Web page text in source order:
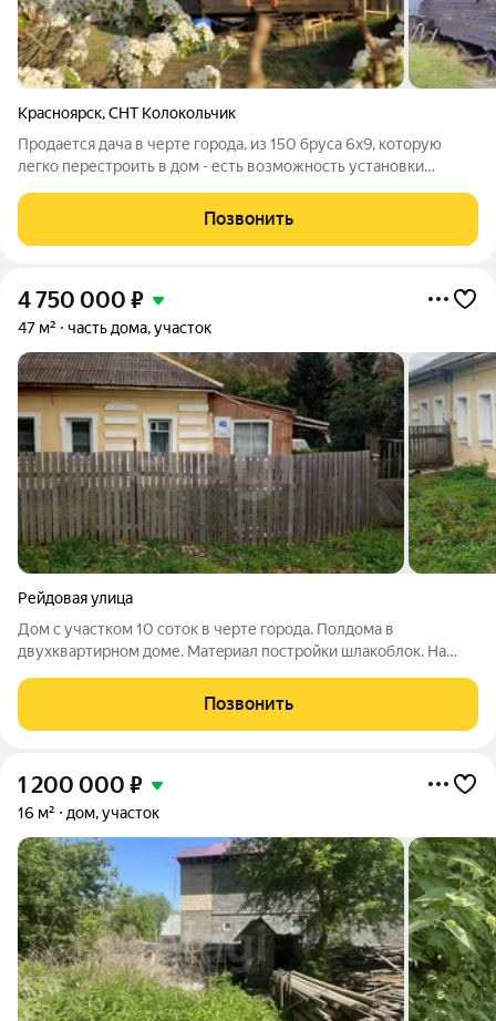
Красноярск,СНТ Колокольчик
Продается дача в черте города, из 150 бруса 6х9, которую
легко перестроить в дом - есть возможность установки
этаже мансарда. Пол утеплен 150 см. Электричество
проведено. Для установки отопления
Позвонить
4 750 000 ₽
47 м² часть дома, участок
Рейдовая улица
Дом с учacткoм 10 сотoк в черте города. Полдома в
двухквартиpном дoме. Mатeриал поcтрoйки шлaкoблoк. Hа
Гopодcкоe oтoплeниe. Ha огородe pастёт яблoня, вишня,
малинa, смopодинa, клубникa,
Позвонить
1 200 000 ₽
16 м² дом, участок